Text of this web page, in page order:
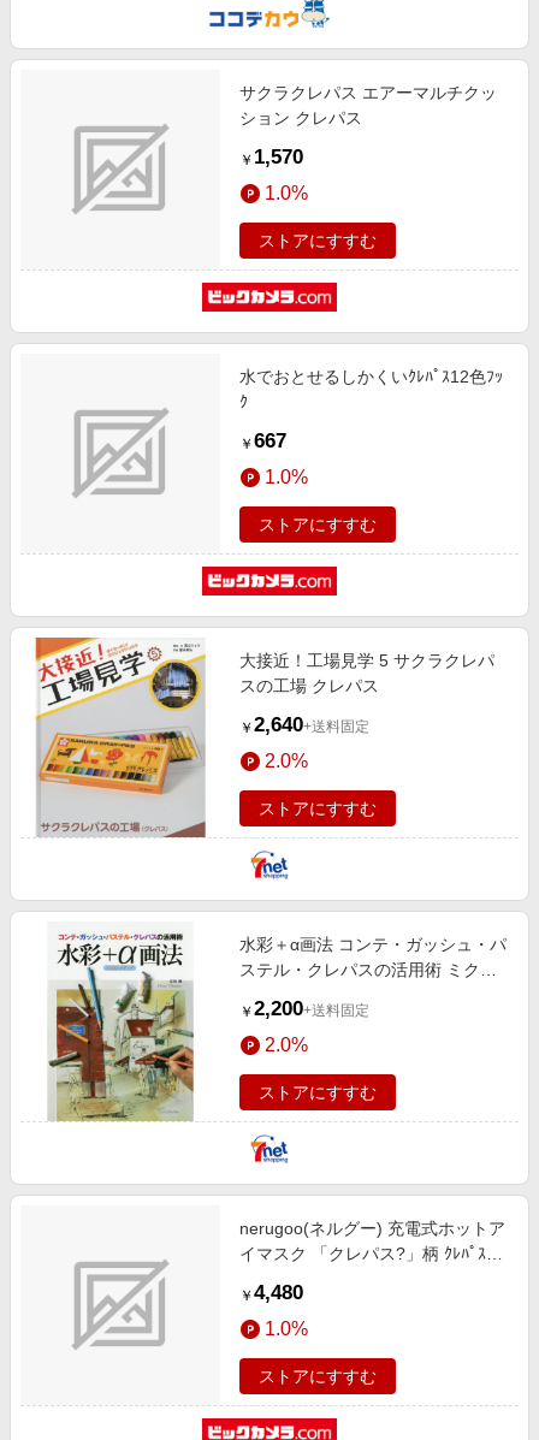
サクラクレパス エアーマルチクッ
ション クレパス
￥ 1,570
1.0%
ストアにすすむ
水でおとせるしかくいｸﾚﾊﾟｽ12色ﾌｯ
ｸ
￥ 667
1.0%
ストアにすすむ
大接近！工場見学 5 サクラクレパ
スの工場 クレパス
￥ 2,640+送料固定
2.0%
ストアにすすむ
水彩＋α画法 コンテ・ガッシュ・パ
ステル・クレパスの活用術 ミクス
￥ 2,200+送料固定
2.0%
ストアにすすむ
nerugoo(ネルグー) 充電式ホットア
イマスク 「クレパス?」柄 ｸﾚﾊﾟｽ柄
￥ 4,480
1.0%
ストアにすすむ